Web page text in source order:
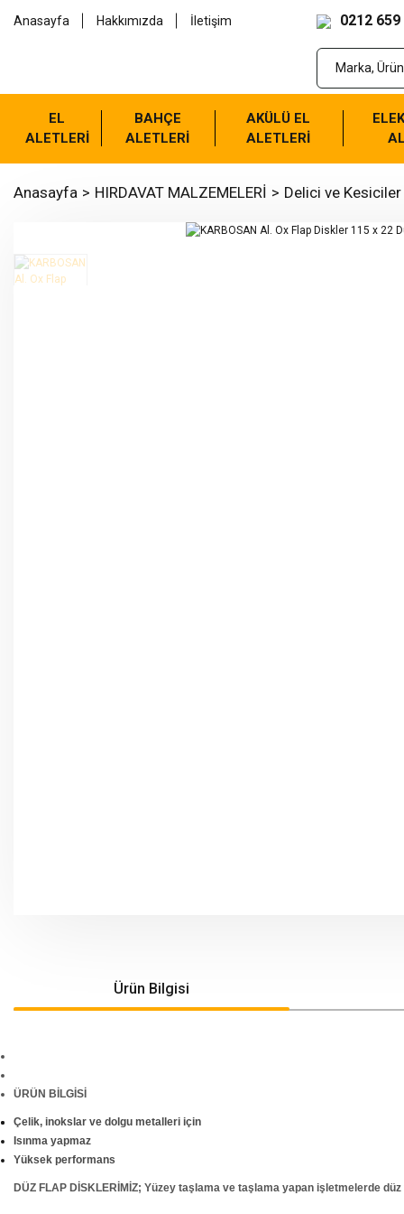
Anasayfa Hakkımızda İletişim 0212 659
EL
ALETLERİ
BAHÇE
ALETLERİ
AKÜLÜ EL
ALETLERİ
Anasayfa HIRDAVAT MALZEMELERİ Delici ve Kesiciler
Ürün Bilgisi
ÜRÜN BİLGİSİ
Çelik, inokslar ve dolgu metalleri için
Isınma yapmaz
Yüksek performans
DÜZ FLAP DİSKLERİMİZ; Yüzey taşlama ve taşlama yapan işletmelerde düz